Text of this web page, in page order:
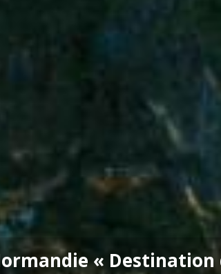
« Destination